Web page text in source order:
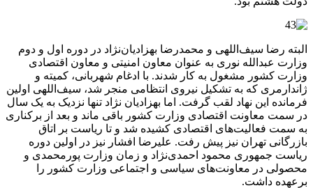
البته رضا سیف‌اللهی و محمدرضا بهزادیان‌نژاد در دوره اول و دوم
وزارت عبدالله نوری به عنوان معاون امنیتی و معاون اقتصادی
وزارت کشور مشغول به کار شدند. با ادغام شهربانی، کمیته و
ژاندارمری که به تشکیل نیروی انتظامی منجر شد، سیف‌اللهی اولین
فرمانده این نهاد لقب گرفت. اما بهزادیان نژاد تنها نزدیک به یک سال
در سمت معاونت اقتصادی وزارت کشور باقی ماند و بعد از برکناری
به سمت فعالیت‌های اقتصادی کشیده شد و تا ریاست بر اتاق
بازرگانی تهران نیز پیش رفت. علیرضا افشار نیز در اولین دوره
ریاست جمهوری محمود احمدی‌نژاد و زمان وزارت پورمحمدی و
محصولی در معاونت‌های سیاسی و اجتماعی وزارت کشور را
برعهده داشت.